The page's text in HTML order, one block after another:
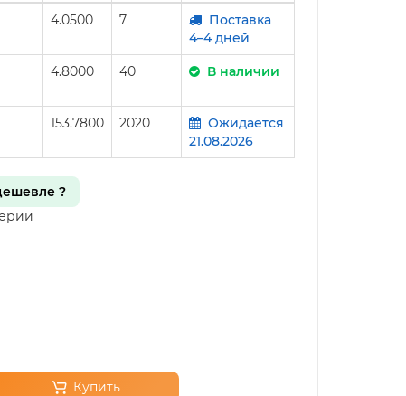
4.0500 7
Поставка
4–4 дней
4.8000 40 В наличии
153.7800 2020
Ожидается
21.08.2026
?
Купить